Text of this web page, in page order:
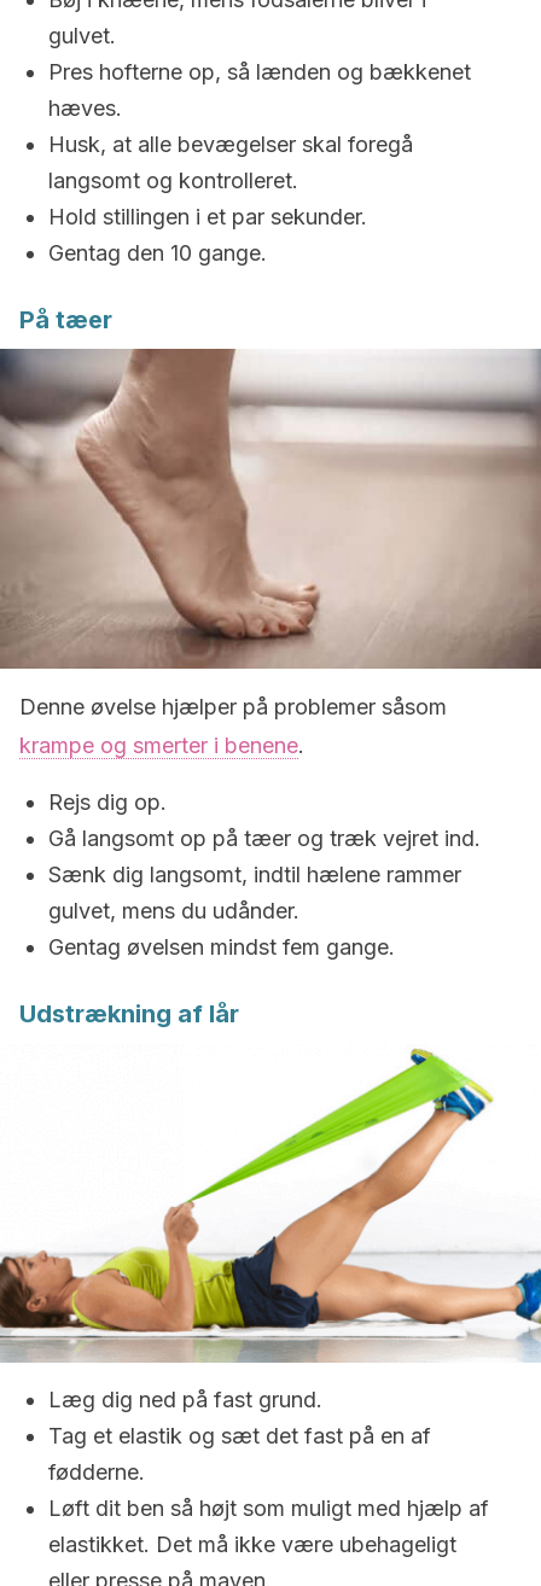
gulvet.
Pres hofterne op, så lænden og bækkenet
hæves.
Husk, at alle bevægelser skal foregå
langsomt og kontrolleret.
Hold stillingen i et par sekunder.
Gentag den 10 gange.
På tæer
Denne øvelse hjælper på problemer såsom
krampe og smerter i benene.
Rejs dig op.
Gå langsomt op på tæer og træk vejret ind.
Sænk dig langsomt, indtil hælene rammer
gulvet, mens du udånder.
Gentag øvelsen mindst fem gange.
Udstrækning af lår
Læg dig ned på fast grund.
Tag et elastik og sæt det fast på en af
fødderne.
Løft dit ben så højt som muligt med hjælp af
elastikket. Det må ikke være ubehageligt
eller presse på maven.